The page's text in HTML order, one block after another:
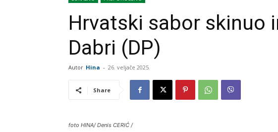
Hrvatski sabor skinuo
Dabri (DP)
Autor Hina - 26. veljače 2025.
Share
foto HINA/ Denis CERIĆ /